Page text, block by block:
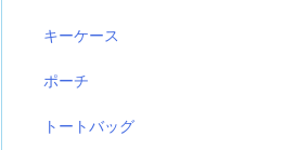
キーケース
ポーチ
トートバッグ